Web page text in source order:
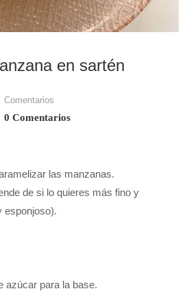
en sartén
Comentarios
0 Comentarios
las manzanas.
de si lo quieres más fino y
esponjoso).
azúcar para la base.